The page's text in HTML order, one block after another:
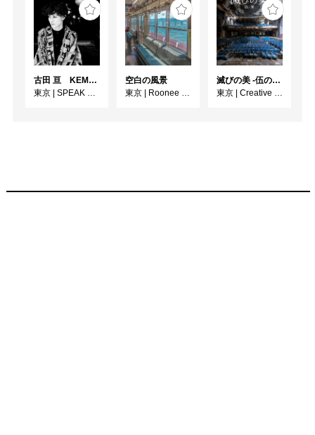
古田 亘 KEMONOHARA －玉城裕規－
東京
SPEAK FOR WALL
空白の風景
東京
Roonee 247 fine arts
滅びの美 -伍の廃-
東京
Creative / Art Gallery CORSO